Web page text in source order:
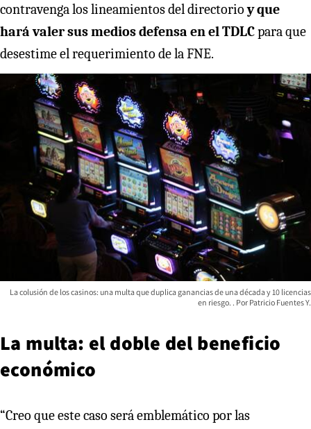
contravenga los lineamientos del directorioy que
hará valer sus medios defensa en el TDLCpara que
desestime el requerimiento de la FNE.
La colusión de los casinos: una multa que duplica ganancias de una década y 10 licencias
en riesgo.
Patricio Fuentes Y.
La multa: el doble del beneficio
económico
“Creo que este caso será emblemático por las